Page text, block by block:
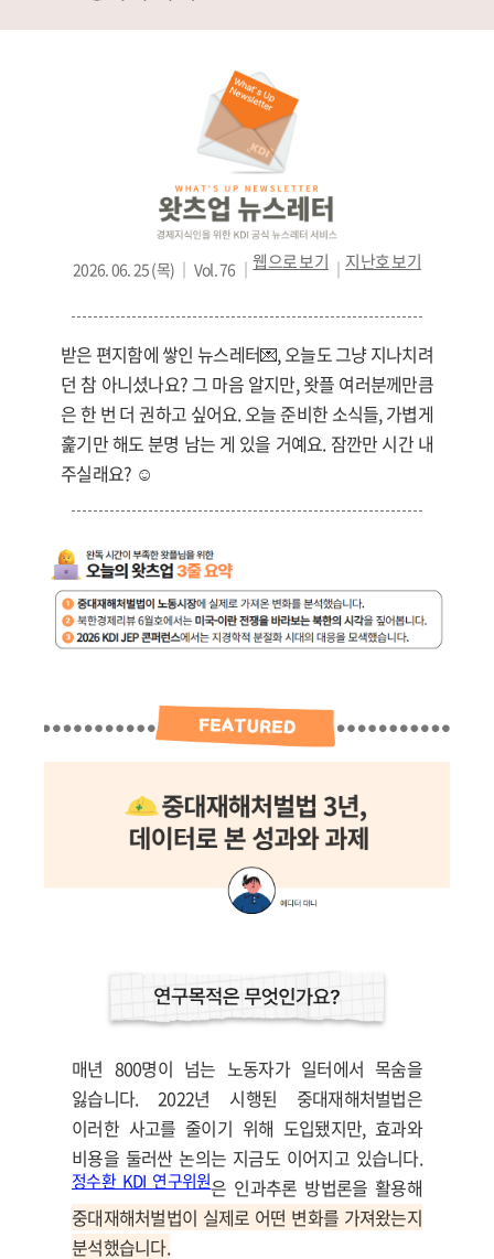
2026. 06. 25 (목) ｜ Vol. 76 ｜웹으로 보기｜지난호보기
받은 편지함에 쌓인 뉴스레터💌, 오늘도 그냥 지나치려
던 참 아니셨나요? 그 마음 알지만, 왓플 여러분께만큼
은 한 번 더 권하고 싶어요. 오늘 준비한 소식들, 가볍게
훑기만 해도 분명 남는 게 있을 거예요. 잠깐만 시간 내
주실래요? ☺️
매년 800명이 넘는 노동자가 일터에서 목숨을
잃습니다. 2022년 시행된 중대재해처벌법은
이러한 사고를 줄이기 위해 도입됐지만, 효과와
비용을 둘러싼 논의는 지금도 이어지고 있습니다.
정수환 KDI 연구위원은 인과추론 방법론을 활용해
중대재해처벌법이 실제로 어떤 변화를 가져왔는지
분석했습니다.